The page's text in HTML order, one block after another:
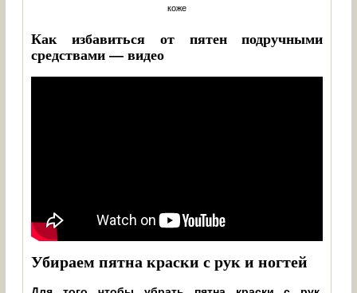
коже
Как избавиться от пятен подручными
средствами — видео
Убираем пятна краски с рук и ногтей